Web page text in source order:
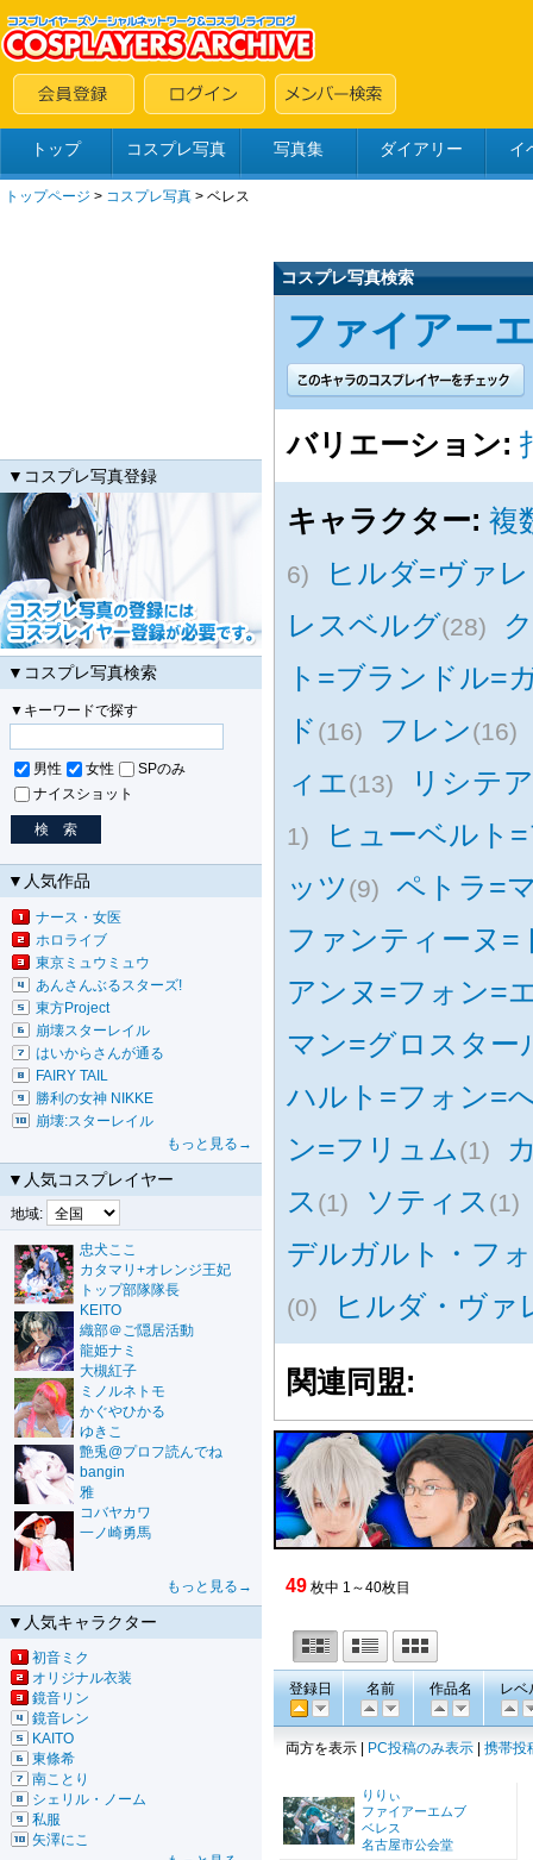
トップ コスプレ写真 写真集 ダイアリー イ
トップページ > コスプレ写真 > ベレス
▼コスプレ写真登録
▼コスプレ写真検索
▼キーワードで探す
男性 女性
SPのみ
ナイスショット
▼人気作品
ナース・女医
ホロライブ
東京ミュウミュウ
あんさんぶるスターズ!
東方Project
崩壊スターレイル
はいからさんが通る
FAIRY TAIL
勝利の女神 NIKKE
崩壊:スターレイル
もっと見る→
▼人気コスプレイヤー
地域:
忠犬ここ
カタマリ+オレンジ王妃
トップ部隊隊長
KEITO
織部＠ご隠居活動
龍姫ナミ
大槻紅子
ミノルネトモ
かぐやひかる
ゆきこ
艶兎@プロフ読んでね
bangin
雅
コバヤカワ
一ノ崎勇馬
もっと見る→
▼人気キャラクター
初音ミク
オリジナル衣装
鏡音リン
鏡音レン
KAITO
東條希
南ことり
シェリル・ノーム
私服
矢澤にこ
コスプレ写真検索
ファイアー
バリエーション:
キャラクター: 複
6)
ヒルダ=ヴァ
レスベルグ(28)
ト=ブランドル=
ド (16) フレン(16)
ィエ(13) リシテ
1)
ヒューベルト
ッツ(9)
ペトラ=
ファンティーヌ=
アンヌ=フォン=
マン=グロスター
ハルト=フォン=
ン=フリュム(1)
ス (1) ソティス (1)
デルガルト・フ
(0) ヒルダ・ヴァ
関連同盟:
49 枚中 1～40枚目
登録日 名前 作品名 レベ
両方を表示 | PC投稿のみ表示 携帯投
りりぃ
ファイアーエムブ
ベレス
名古屋市公会堂